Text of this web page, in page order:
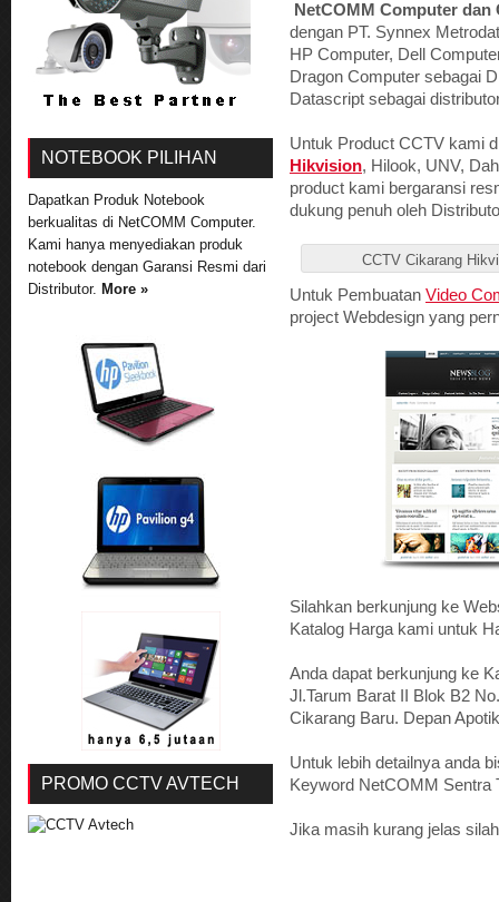
NetCOMM Computer dan
dengan PT. Synnex
HP Computer, Dell
Dragon Computer sebagai
Datascript sebagai
Untuk Product CCTV kami
Hikvision, Hilook, UNV,
product kami bergaransi
dukung penuh oleh
CCTV Cikarang
Untuk Pembuatan Video
project Webdesign yang
Silahkan berkunjung ke
Katalog Harga kami untuk
Anda dapat berkunjung ke
Jl.Tarum Barat II Blok B2
Cikarang Baru. Depan
Untuk lebih detailnya anda
Keyword NetCOMM Sentra
Jika masih kurang jelas
NOTEBOOK PILIHAN
Dapatkan Produk Notebook
berkualitas di NetCOMM Computer.
Kami hanya menyediakan produk
notebook dengan Garansi Resmi dari
Distributor. More »
PROMO CCTV AVTECH